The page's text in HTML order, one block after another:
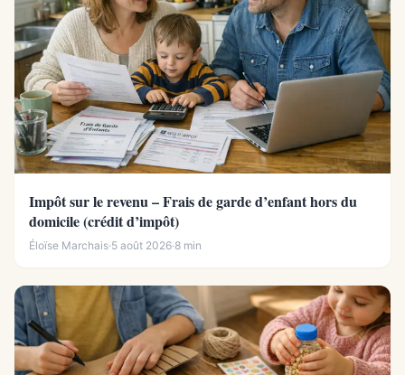
Impôt sur le revenu – Frais de garde d’enfant hors du
domicile (crédit d’impôt)
Éloïse Marchais·5 août 2026·8 min